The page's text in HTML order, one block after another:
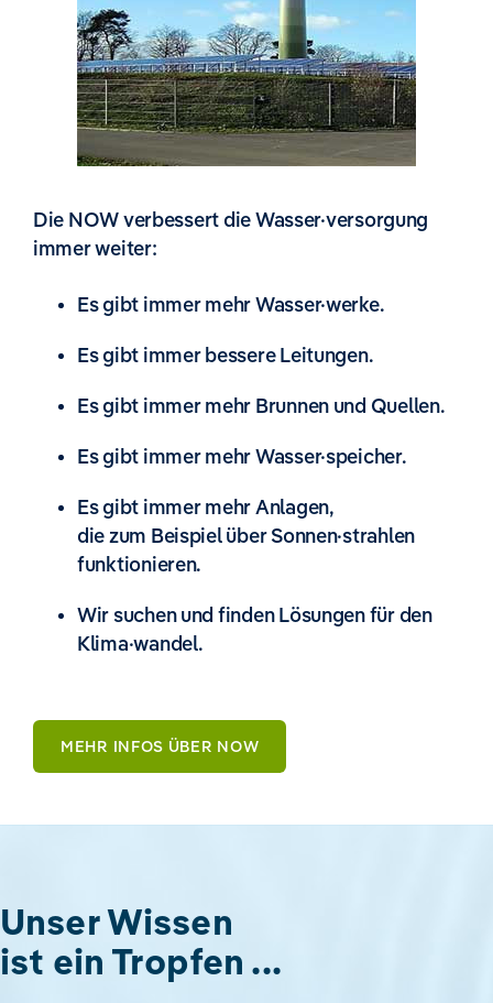
Die NOW verbessert die Wasser·versorgung
immer weiter:
Es gibt immer mehr Wasser·werke.
Es gibt immer bessere Leitungen.
Es gibt immer mehr Brunnen und Quellen.
Es gibt immer mehr Wasser·speicher.
Es gibt immer mehr Anlagen,
die zum Beispiel über Sonnen·strahlen
funktionieren.
Wir suchen und finden Lösungen für den
Klima·wandel.
MEHR INFOS ÜBER NOW
Unser Wissen
ist ein Tropfen ...